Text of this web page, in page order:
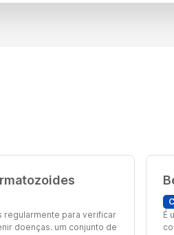
regularmente para verificar
doenças. um conjunto de
É